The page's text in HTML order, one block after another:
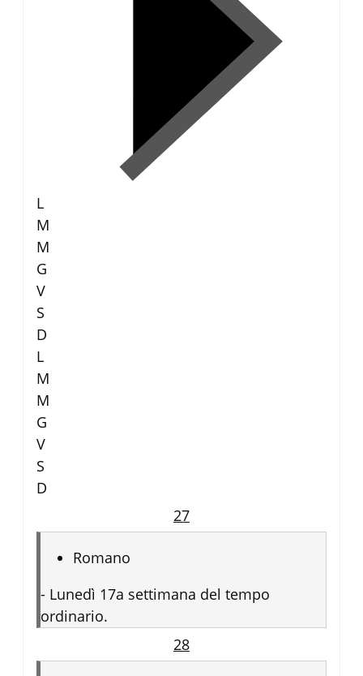
L
M
M
G
V
S
D
L
M
M
G
V
S
D
27
Romano
- Lunedì 17a settimana del tempo
ordinario.
28